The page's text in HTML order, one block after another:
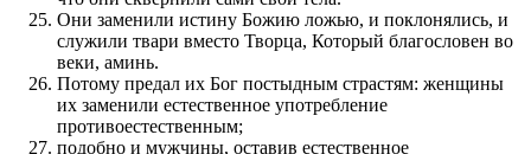
Они заменили истину Божию ложью, и поклонялись, и
служили твари вместо Творца, Который благословен во
веки, аминь.
Потому предал их Бог постыдным страстям: женщины
их заменили естественное употребление
противоестественным;
подобно и мужчины, оставив естественное